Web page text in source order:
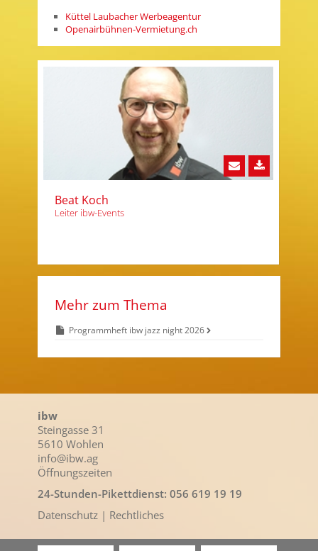
Küttel Laubacher Werbeagentur
Openairbühnen-Vermietung.ch
Beat Koch
Leiter ibw-Events
Mehr zum Thema
Programmheft ibw jazz night 2026
ibw
Steingasse 31
5610 Wohlen
info@ibw.ag
Öffnungszeiten
24-Stunden-Pikettdienst: 056 619 19 19
Datenschutz | Rechtliches